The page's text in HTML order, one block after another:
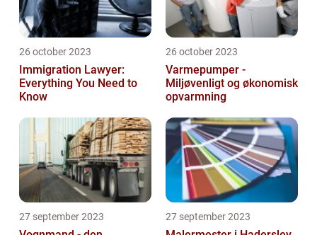
26 october 2023
Immigration Lawyer:
Everything You Need to
Know
26 october 2023
Varmepumper -
Miljøvenligt og økonomisk
opvarmning
27 september 2023 27 september 2023